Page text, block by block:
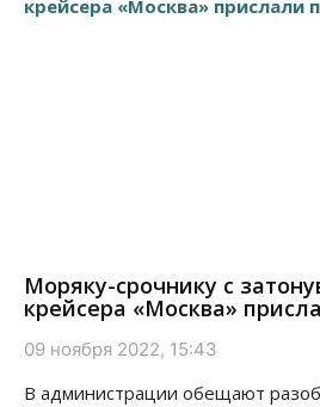
Моряку-срочнику с
крейсера «Москва»
09 ноября 2022, 15:43
В администрации обещают